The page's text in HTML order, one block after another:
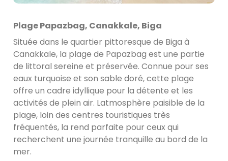
Plage Papazbag, Canakkale, Biga
Située dans le quartier pittoresque de Biga à
Canakkale, la plage de Papazbag est une partie
de littoral sereine et préservée. Connue pour ses
eaux turquoise et son sable doré, cette plage
offre un cadre idyllique pour la détente et les
activités de plein air. Latmosphère paisible de la
plage, loin des centres touristiques très
fréquentés, la rend parfaite pour ceux qui
recherchent une journée tranquille au bord de la
mer.